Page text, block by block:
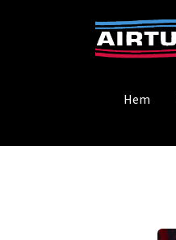
Hem